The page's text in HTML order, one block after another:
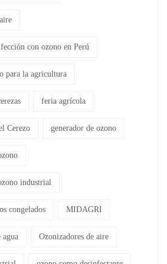
con ozono en Perú
para la agricultura
feria agrícola
Cerezo generador de ozono
industrial
congelados MIDAGRI
agua Ozonizadores de aire